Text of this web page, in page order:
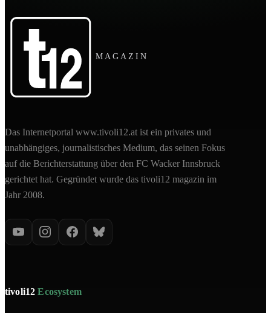
MAGAZIN
Das Internetportal www.tivoli12.at ist ein privates und
unabhängiges, journalistisches Medium, das seinen Fokus
auf die Berichterstattung über den FC Wacker Innsbruck
gerichtet hat. Gegründet wurde das tivoli12 magazin im
Jahr 2008.
tivoli12Ecosystem